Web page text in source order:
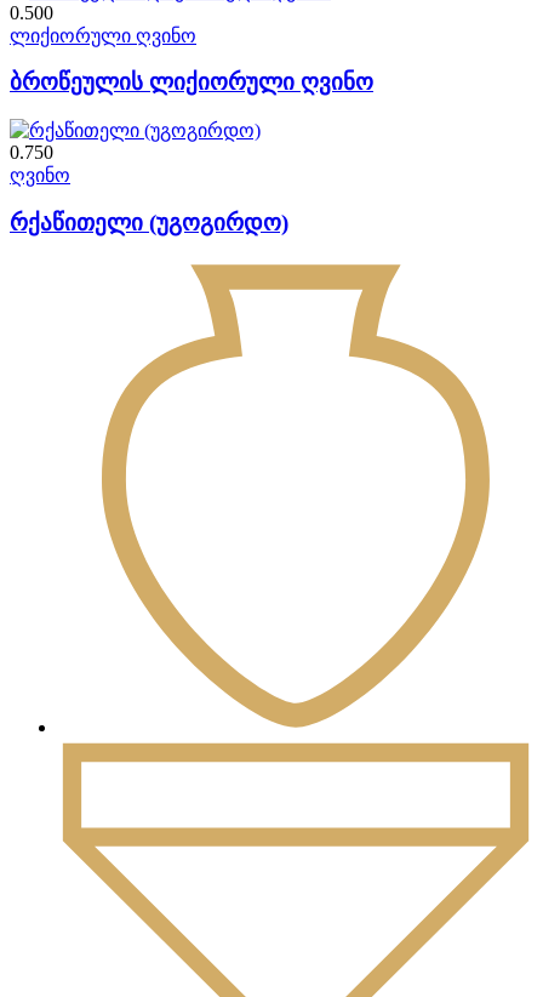
0.500
ლიქიორული ღვინო
ბროწეულის ლიქიორული ღვინო
0.750
ღვინო
რქაწითელი (უგოგირდო)